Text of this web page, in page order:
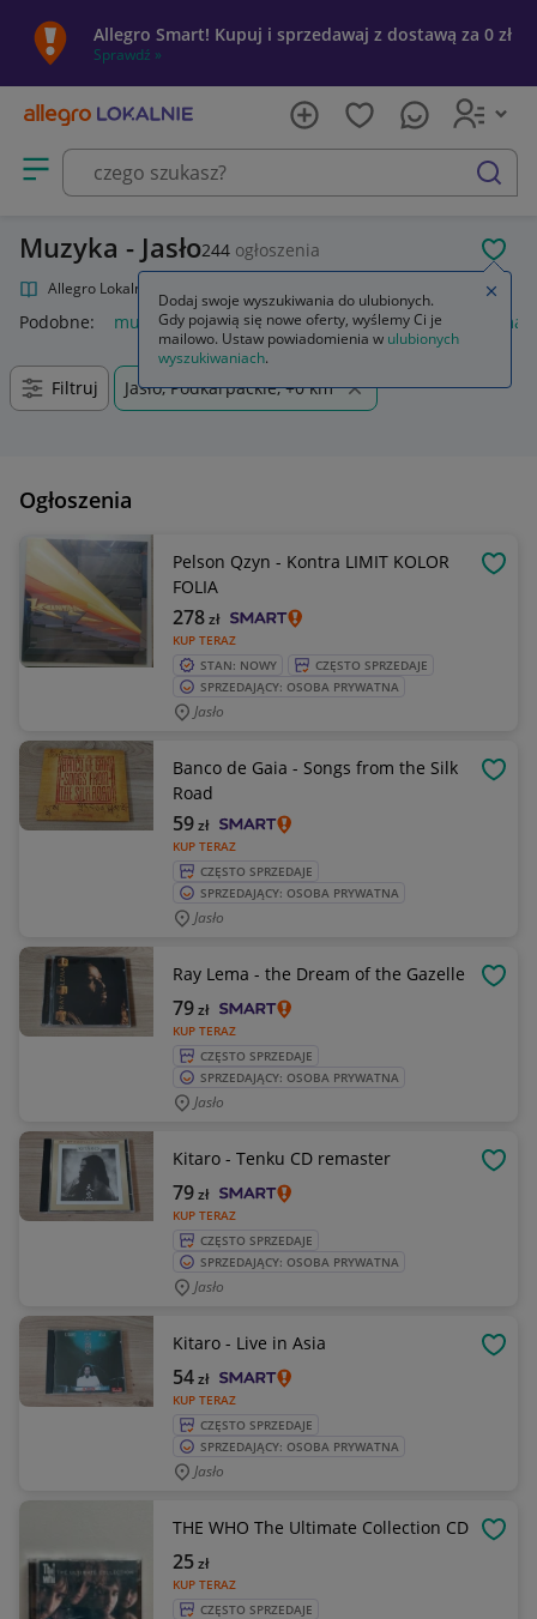
Allegro Smart! Kupuj i sprzedawaj z dostawą za 0 zł
Sprawdź »
Otwórz menu z kategoriami
szukaj
Muzyka - Jasło244 ogłoszenia
Allegro Lokalnie
Podobne: muzyka płyty cd muzyka pendrive muzyka
Filtruj Jasło, Podkarpackie, +0 km
Ogłoszenia
Pelson Qzyn - Kontra LIMIT KOLOR
FOLIA
KUP TERAZ
278zł
STAN: NOWY
CZĘSTO SPRZEDAJE
SPRZEDAJĄCY: OSOBA PRYWATNA
Jasło
Banco de Gaia - Songs from the Silk
Road
KUP TERAZ
59zł
CZĘSTO SPRZEDAJE
SPRZEDAJĄCY: OSOBA PRYWATNA
Jasło
Ray Lema - the Dream of the Gazelle
KUP TERAZ
79zł
CZĘSTO SPRZEDAJE
SPRZEDAJĄCY: OSOBA PRYWATNA
Jasło
Kitaro - Tenku CD remaster
KUP TERAZ
79zł
CZĘSTO SPRZEDAJE
SPRZEDAJĄCY: OSOBA PRYWATNA
Jasło
Kitaro - Live in Asia
KUP TERAZ
54zł
CZĘSTO SPRZEDAJE
SPRZEDAJĄCY: OSOBA PRYWATNA
Jasło
THE WHO The Ultimate Collection CD
KUP TERAZ
25zł
CZĘSTO SPRZEDAJE
Dodaj swoje wyszukiwania do ulubionych.
Gdy pojawią się nowe oferty, wyślemy Ci je
mailowo. Ustaw powiadomienia w ulubionych
wyszukiwaniach.